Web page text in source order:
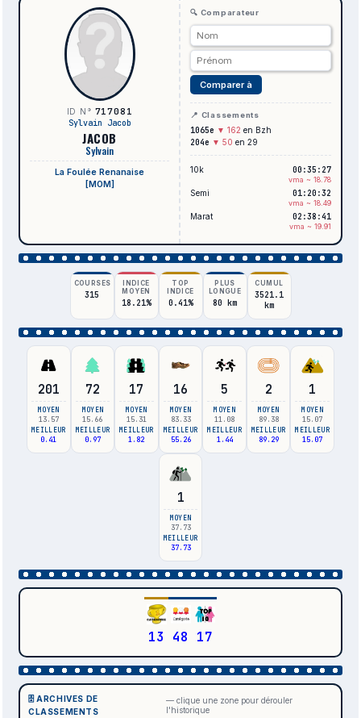
ID N° 717081
Sylvain Jacob
JACOB
Sylvain
La Foulée Renanaise
[M0M]
🔍 Comparateur
Comparer à
📍 Classements
1065e ▼ 162 en Bzh
204e ▼ 50 en 29
10k 00:35:27
vma ~ 18.78
Semi 01:20:32
vma ~ 18.49
Marat 02:38:41
vma ~ 19.91
COURSES
315
INDICE
MOYEN
18.21%
TOP
INDICE
0.41%
PLUS
LONGUE
80 km
CUMUL
3521.1
km
201
MOYEN
13.57
MEILLEUR
0.41
72
MOYEN
15.66
MEILLEUR
0.97
17
MOYEN
15.31
MEILLEUR
1.82
16
MOYEN
83.33
MEILLEUR
55.26
5
MOYEN
11.08
MEILLEUR
1.44
2
MOYEN
89.38
MEILLEUR
89.29
1
MOYEN
15.07
MEILLEUR
15.07
1
MOYEN
37.73
MEILLEUR
37.73
13 48 17
🗄️ ARCHIVES DE
CLASSEMENTS
— clique une zone pour dérouler
l'historique